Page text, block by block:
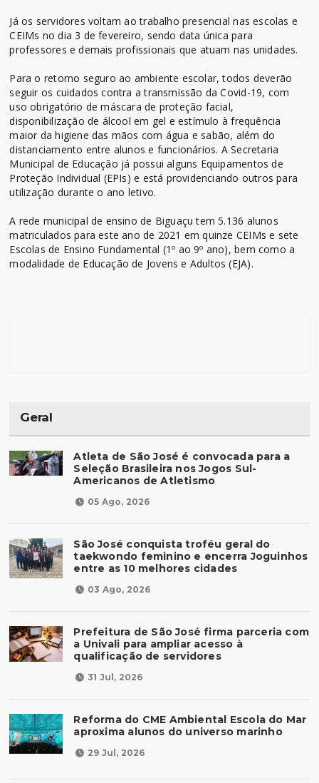
Já os servidores voltam ao trabalho presencial nas escolas e
CEIMs no dia 3 de fevereiro, sendo data única para
professores e demais profissionais que atuam nas unidades.
Para o retorno seguro ao ambiente escolar, todos deverão
seguir os cuidados contra a transmissão da Covid-19, com
uso obrigatório de máscara de proteção facial,
disponibilização de álcool em gel e estímulo à frequência
maior da higiene das mãos com água e sabão, além do
distanciamento entre alunos e funcionários. A Secretaria
Municipal de Educação já possui alguns Equipamentos de
Proteção Individual (EPIs) e está providenciando outros para
utilização durante o ano letivo.
A rede municipal de ensino de Biguaçu tem 5.136 alunos
matriculados para este ano de 2021 em quinze CEIMs e sete
Escolas de Ensino Fundamental (1º ao 9º ano), bem como a
modalidade de Educação de Jovens e Adultos (EJA).
Geral
Atleta de São José é convocada para a
Seleção Brasileira nos Jogos Sul-
Americanos de Atletismo
05 Ago, 2026
São José conquista troféu geral do
taekwondo feminino e encerra Joguinhos
entre as 10 melhores cidades
03 Ago, 2026
Prefeitura de São José firma parceria com
a Univali para ampliar acesso à
qualificação de servidores
31 Jul, 2026
Reforma do CME Ambiental Escola do Mar
aproxima alunos do universo marinho
29 Jul, 2026